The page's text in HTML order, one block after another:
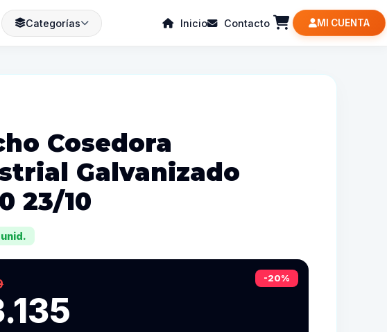
Categorías Inicio Contacto MI CUENTA
Cosedora
Galvanizado
23/10
-20%